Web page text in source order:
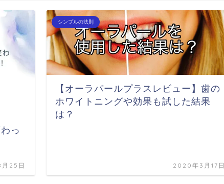
っ
25日
シンプルの法則
【オーラパールプラスレビュー】歯の
ホワイトニングや効果も試した結果
は？
2020年3月17日